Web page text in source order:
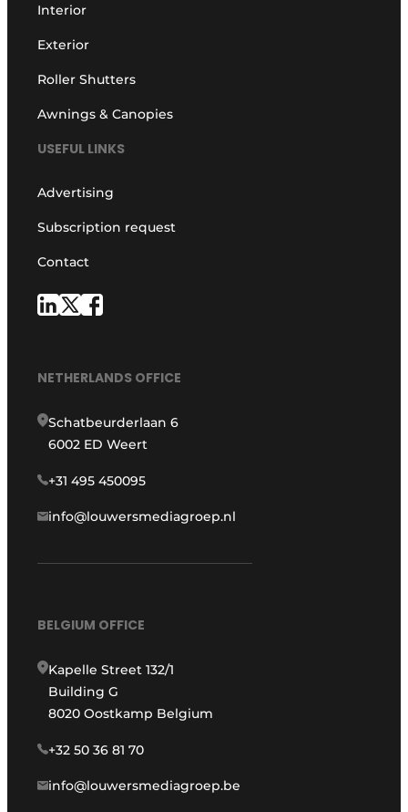
Interior
Exterior
Roller Shutters
Awnings & Canopies
USEFUL LINKS
Advertising
Subscription request
Contact
NETHERLANDS OFFICE
Schatbeurderlaan 6
6002 ED Weert
+31 495 450095
info@louwersmediagroep.nl
BELGIUM OFFICE
Kapelle Street 132/1
Building G
8020 Oostkamp Belgium
+32 50 36 81 70
info@louwersmediagroep.be